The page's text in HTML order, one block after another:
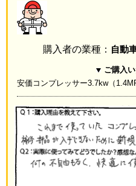
購入者の業種： 自動
ご購入
安価コンプレッサー3.7kw（